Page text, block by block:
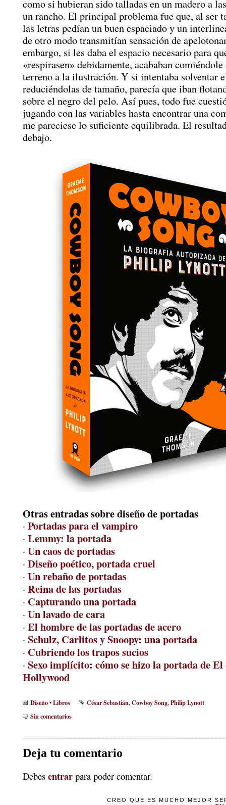
como si hubieran sido talladas en un madero a
un rancho. El principal problema fue que, al ser
las letras pedían un buen espaciado y un
de otro modo transmitían sensación de
embargo, si les daba el espacio necesario para
«respirasen» debidamente, acababan
terreno a la ilustración. Y si intentaba solventar
reduciéndolas de tamaño, parecía que iban
sobre el negro del pelo. Así pues, todo fue
jugando con las variables hasta encontrar una
me pareciese lo suficiente equilibrada. El
debajo.
Otras entradas sobre diseño de portadas
· Portadas para el vampiro
· Lemmy: la portada
· Un caos de portadas
· Diseño poético, portada cruel
· Un rebaño de portadas
· Reina de las portadas
· Capturando una portada
· Un lavado de cara
· El hombre de las portadas de acero
· Schulz, Carlitos y Snoopy: una portada
· Cubriendo los trapos sucios
· Sexo implícito: cómo se hizo la portada de
Hollywood
Diseño•Libros César Sebastián, Cowboy Song, Philip Lynott
Sin comentarios
Deja tu comentario
Debes entrar para poder comentar.
CREO QUE ES MUCHO MEJOR